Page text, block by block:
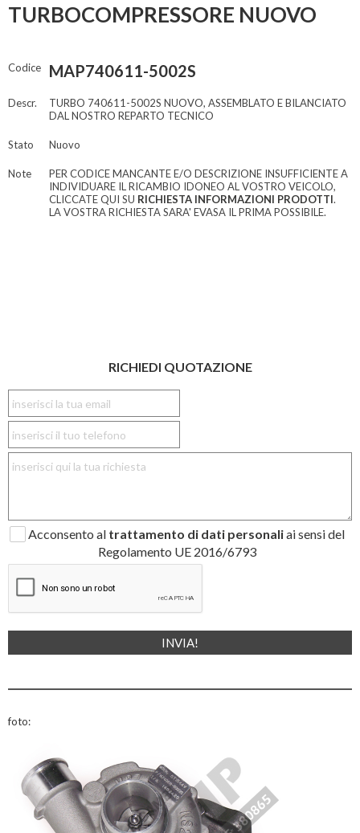
TURBOCOMPRESSORE NUOVO
Codice MAP740611-5002S
Descr.
TURBO 740611-5002S NUOVO, ASSEMBLATO E BILANCIATO
DAL NOSTRO REPARTO TECNICO
Stato Nuovo
Note
PER CODICE MANCANTE E/O DESCRIZIONE INSUFFICIENTE A
INDIVIDUARE IL RICAMBIO IDONEO AL VOSTRO VEICOLO,
CLICCATE QUI SU RICHIESTA INFORMAZIONI PRODOTTI.
LA VOSTRA RICHIESTA SARA' EVASA IL PRIMA POSSIBILE.
RICHIEDI QUOTAZIONE
Acconsento al trattamento di dati personaliai sensi del
Regolamento UE 2016/6793
foto: